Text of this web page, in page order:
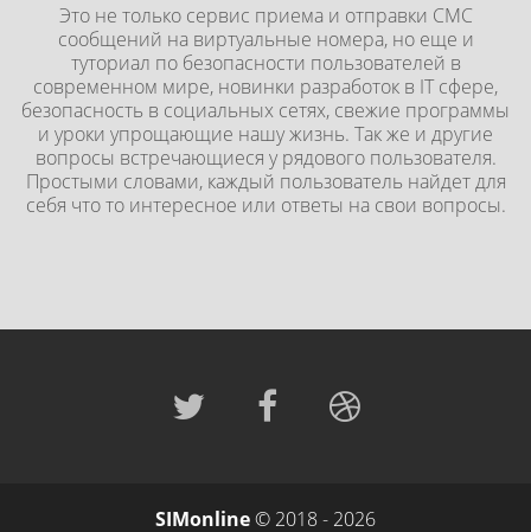
Это не только сервис приема и отправки СМС
сообщений на виртуальные номера, но еще и
туториал по безопасности пользователей в
современном мире, новинки разработок в IT сфере,
безопасность в социальных сетях, свежие программы
и уроки упрощающие нашу жизнь. Так же и другие
вопросы встречающиеся у рядового пользователя.
Простыми словами, каждый пользователь найдет для
себя что то интересное или ответы на свои вопросы.
SIMonline© 2018 - 2026